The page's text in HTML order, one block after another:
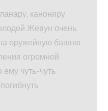
канониру
Жевун очень
оружейную башню
огромной
чуть-чуть